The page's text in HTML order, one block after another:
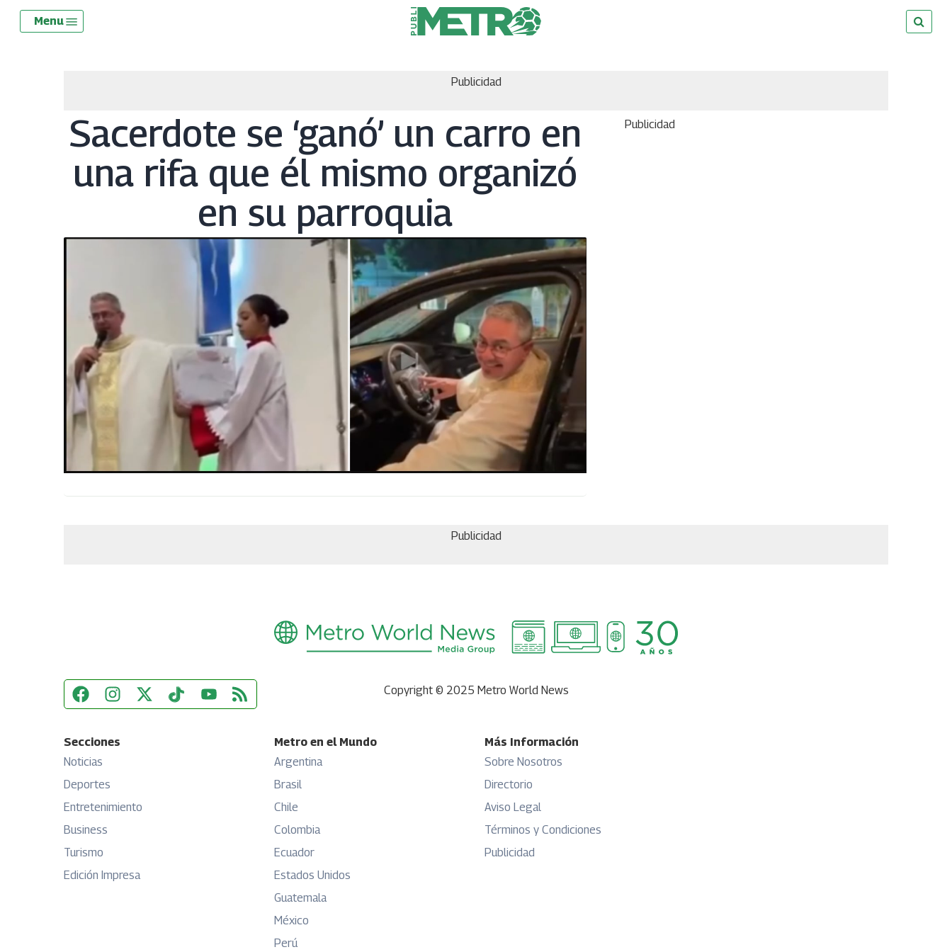
Skip
Menu
Publicidad
Sacerdote se ‘ganó’ un carro en
una rifa que él mismo organizó
en su parroquia
Publicidad
Publicidad
Copyright © 2025 Metro World News
Secciones
Noticias
Deportes
Entretenimiento
Business
Turismo
Edición Impresa
Metro en el Mundo
Argentina
Brasil
Chile
Colombia
Ecuador
Estados Unidos
Guatemala
México
Perú
Más Información
Sobre Nosotros
Directorio
Aviso Legal
Términos y Condiciones
Publicidad
Menu